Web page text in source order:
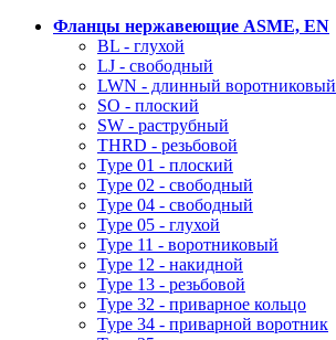
Фланцы нержавеющие ASME, EN
BL - глухой
LJ - свободный
LWN - длинный воротниковый
SO - плоский
SW - раструбный
THRD - резьбовой
Type 01 - плоский
Type 02 - свободный
Type 04 - свободный
Type 05 - глухой
Type 11 - воротниковый
Type 12 - накидной
Type 13 - резьбовой
Type 32 - приварное кольцо
Type 34 - приварной воротник